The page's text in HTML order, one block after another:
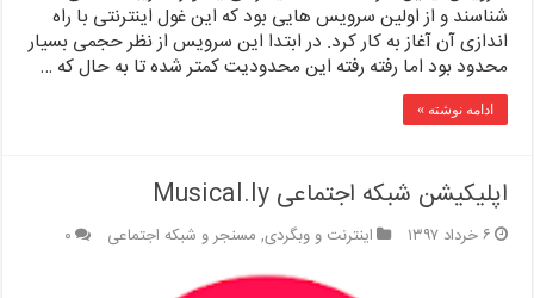
شناسند و از اولین سرویس هایی بود که این غول اینترنتی با راه
اندازی آن آغاز به کار کرد. در ابتدا این سرویس از نظر حجمی بسیار
محدود بود اما رفته رفته این محدودیت کمتر شده تا به حال که …
ادامه نوشته »
اپلیکیشن شبکه اجتماعی Musical.ly
۶ خرداد ۱۳۹۷ اینترنت و وبگردی, مسنجر و شبکه اجتماعی ۰